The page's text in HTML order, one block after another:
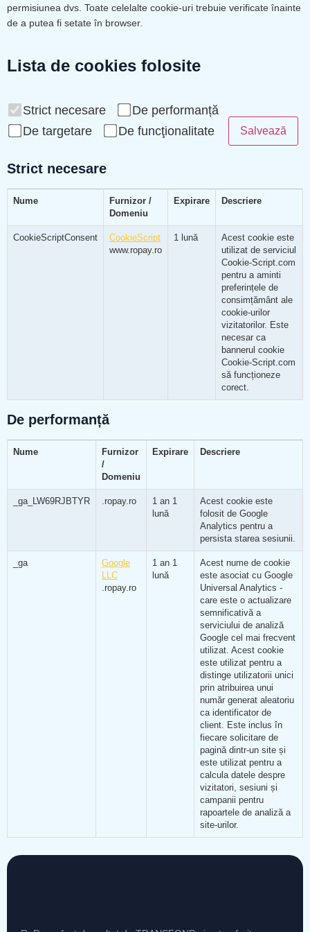
permisiunea dvs. Toate celelalte cookie-uri trebuie verificate înainte
de a putea fi setate în browser.
Lista de cookies folosite
Strict necesare
De performanță
De targetare
De funcţionalitate Salvează
Strict necesare
Nume
Furnizor /
Domeniu
Expirare Descriere
CookieScriptConsent
CookieScript
www.ropay.ro
1 lună
Acest cookie este
utilizat de serviciul
Cookie-Script.com
pentru a aminti
preferințele de
consimțământ ale
cookie-urilor
vizitatorilor. Este
necesar ca
bannerul cookie
Cookie-Script.com
să funcționeze
corect.
De performanță
Nume
Furnizor
/
Domeniu
Expirare Descriere
_ga_LW69RJBTYR .ropay.ro
1 an 1
lună
Acest cookie este
folosit de Google
Analytics pentru a
persista starea sesiunii.
_ga
Google
LLC
.ropay.ro
1 an 1
lună
Acest nume de cookie
este asociat cu Google
Universal Analytics -
care este o actualizare
semnificativă a
serviciului de analiză
Google cel mai frecvent
utilizat. Acest cookie
este utilizat pentru a
distinge utilizatorii unici
prin atribuirea unui
număr generat aleatoriu
ca identificator de
client. Este inclus în
fiecare solicitare de
pagină dintr-un site și
este utilizat pentru a
calcula datele despre
vizitatori, sesiuni și
campanii pentru
rapoartele de analiză a
site-urilor.